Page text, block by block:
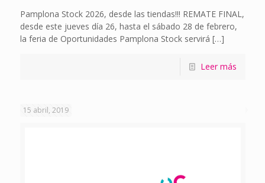
Pamplona Stock 2026, desde las tiendas!!! REMATE FINAL,
desde este jueves día 26, hasta el sábado 28 de febrero,
la feria de Oportunidades Pamplona Stock servirá […]
Leer más
15 abril, 2019